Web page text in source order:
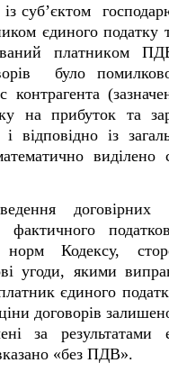
суб’єктом
єдиного податку
платником
було
контрагента
на прибуток та
із
договірних
фактичного
норм Кодексу,
угоди, якими
єдиного
договорів
за результатами
«без ПДВ».